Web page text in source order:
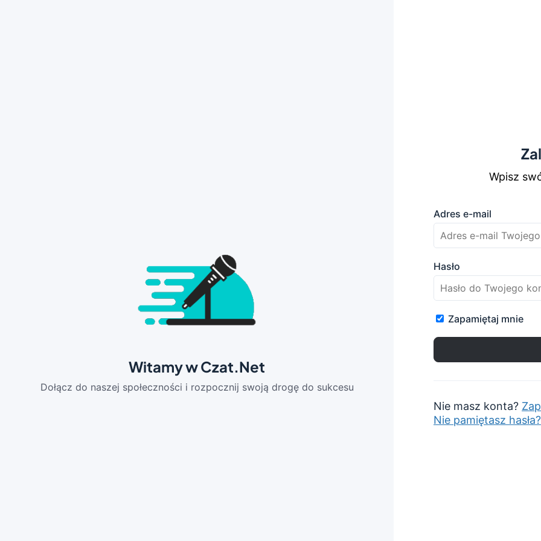
Witamy w Czat.Net
Dołącz do naszej społeczności i rozpocznij swoją drogę do sukcesu
Wpisz
Adres e-mail
Hasło
Zapamiętaj mnie
Nie masz konta?
Nie pamiętasz hasła?